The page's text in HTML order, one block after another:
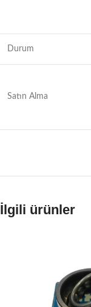
Durum
Satın Alma
İlgili ürünler